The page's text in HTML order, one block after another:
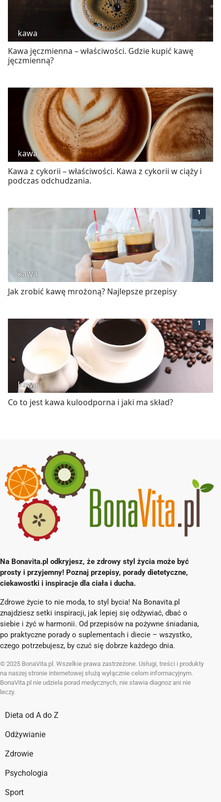
kawa
Kawa jęczmienna – właściwości. Gdzie kupić kawę
jęczmienną?
kawa
Kawa z cykorii – właściwości. Kawa z cykorii w ciąży i
podczas odchudzania.
1
kawa
Jak zrobić kawę mrożoną? Najlepsze przepisy
1
kawa
Co to jest kawa kuloodporna i jaki ma skład?
Na Bonavita.pl odkryjesz, że zdrowy styl życia może być
prosty i przyjemny! Poznaj przepisy, porady dietetyczne,
ciekawostki i inspiracje dla ciała i ducha.
Zdrowe życie to nie moda, to styl bycia! Na Bonavita.pl
znajdziesz setki inspiracji, jak lepiej się odżywiać, dbać o
siebie i żyć w harmonii. Od przepisów na pożywne śniadania,
po praktyczne porady o suplementach i diecie – wszystko,
czego potrzebujesz, by czuć się dobrze każdego dnia.
© 2025 BonaVita.pl. Wszelkie prawa zastrzeżone. Usługi, treści i produkty
na naszej stronie internetowej służą wyłącznie celom informacyjnym.
BonaVita.pl nie udziela porad medycznych, nie stawia diagnoz ani nie
leczy.
Dieta od A do Z
Odżywianie
Zdrowie
Psychologia
Sport